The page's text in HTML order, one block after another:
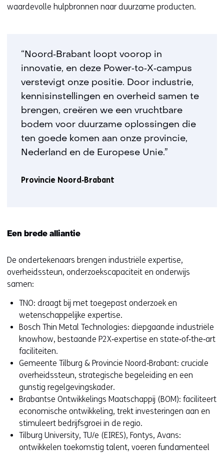
waardevolle hulpbronnen naar duurzame producten.
“Noord‑Brabant loopt voorop in
innovatie, en deze Power‑to‑X‑campus
verstevigt onze positie. Door industrie,
kennisinstellingen en overheid samen te
brengen, creëren we een vruchtbare
bodem voor duurzame oplossingen die
ten goede komen aan onze provincie,
Nederland en de Europese Unie.”
Provincie Noord‑Brabant
Een brede alliantie
De ondertekenaars brengen industriële expertise,
overheidssteun, onderzoekscapaciteit en onderwijs
samen:
TNO: draagt bij met toegepast onderzoek en
wetenschappelijke expertise.
Bosch Thin Metal Technologies: diepgaande industriële
knowhow, bestaande P2X‑expertise en state‑of‑the‑art
faciliteiten.
Gemeente Tilburg & Provincie Noord‑Brabant: cruciale
overheidssteun, strategische begeleiding en een
gunstig regelgevingskader.
Brabantse Ontwikkelings Maatschappij (BOM): faciliteert
economische ontwikkeling, trekt investeringen aan en
stimuleert bedrijfsgroei in de regio.
Tilburg University, TU/e (EIRES), Fontys, Avans:
ontwikkelen toekomstig talent, voeren fundamenteel